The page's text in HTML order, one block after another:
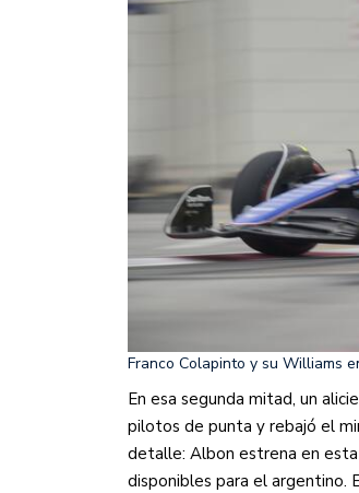
Franco Colapinto y su Williams
En esa segunda mitad, un
pilotos de punta y rebajó el
detalle: Albon estrena en
disponibles para el argentino.